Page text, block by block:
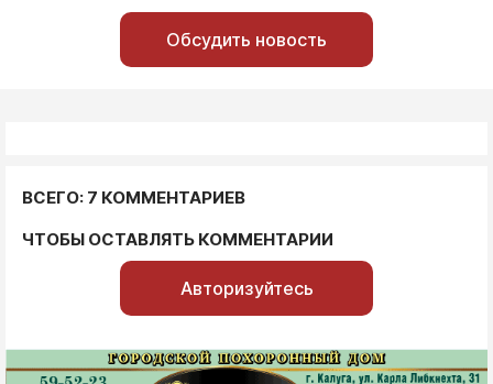
Обсудить новость
ВСЕГО: 7 КОММЕНТАРИЕВ
ЧТОБЫ ОСТАВЛЯТЬ КОММЕНТАРИИ
Авторизуйтесь